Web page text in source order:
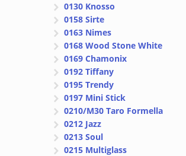
0130 Knosso
0158 Sirte
0163 Nimes
0168 Wood Stone White
0169 Chamonix
0192 Tiffany
0195 Trendy
0197 Mini Stick
0210/M30 Taro Formella
0212 Jazz
0213 Soul
0215 Multiglass